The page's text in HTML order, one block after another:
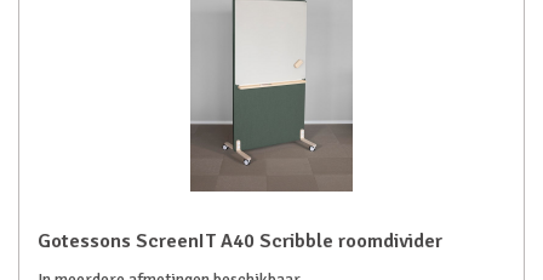
Gotessons ScreenIT A40 Scribble roomdivider